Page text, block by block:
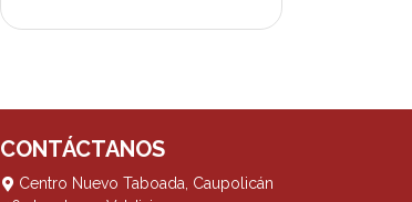
CONTÁCTANOS
Centro Nuevo Taboada, Caupolicán